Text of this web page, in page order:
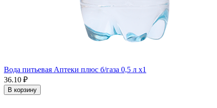
Вода питьевая Аптеки плюс б/газа 0,5 л x1
36.10 ₽
В корзину